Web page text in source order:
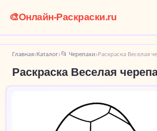
🎨Онлайн-Раскраски.ru
Главная›Каталог›📂 Черепахи›Раскраска Веселая
Раскраска Веселая